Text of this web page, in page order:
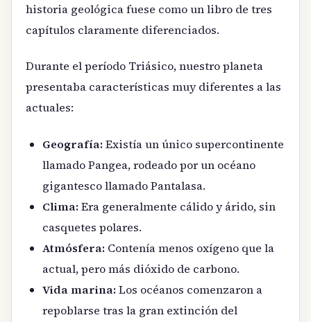
historia geológica fuese como un libro de tres
capítulos claramente diferenciados.
Durante el período Triásico, nuestro planeta
presentaba características muy diferentes a las
actuales:
Geografía:Existía un único supercontinente
llamado Pangea, rodeado por un océano
gigantesco llamado Pantalasa.
Clima:Era generalmente cálido y árido, sin
casquetes polares.
Atmósfera: Contenía menos oxígeno que la
actual, pero más dióxido de carbono.
Vida marina:Los océanos comenzaron a
repoblarse tras la gran extinción del